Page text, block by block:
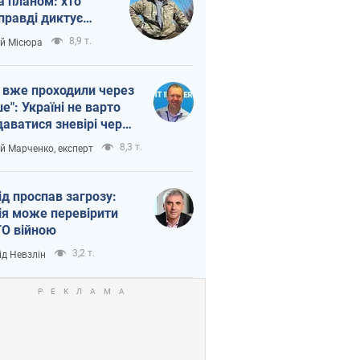
диктує
війни
Місюра 8,9 т.
проходили через
Україні не варто
зневірі через
терор
Марченко, експерт 8,3 т.
проспав загрозу:
може перевірити
війною
Невзлін 3,2 т.